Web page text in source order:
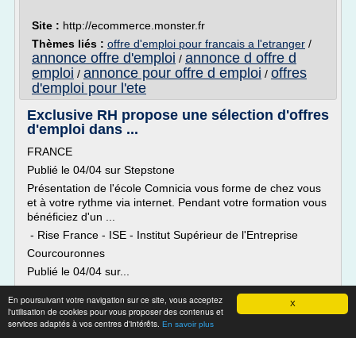
X
En poursuivant votre navigation sur ce site, vous acceptez
l'utilisation de cookies pour vous proposer des contenus et
services adaptés à vos centres d'intérêts. En savoir plus
Site : http://ecommerce.monster.fr
Thèmes liés : offre d'emploi pour francais a l'etranger /
annonce offre d'emploi / annonce d offre d
emploi / annonce pour offre d emploi / offres
d'emploi pour l'ete
Exclusive RH propose une sélection d'offres
d'emploi dans ...
FRANCE
Publié le 04/04 sur Stepstone
Présentation de l'école Comnicia vous forme de chez vous
et à votre rythme via internet. Pendant votre formation vous
bénéficiez d'un ...
- Rise France - ISE - Institut Supérieur de l'Entreprise
Courcouronnes
Publié le 04/04 sur...
Lire la suite
Site :http://exclusiverh.com